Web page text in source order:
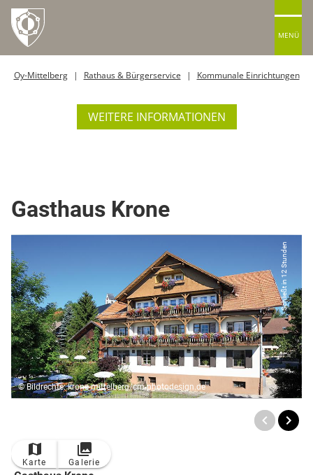
MENÜ
Oy-Mittelberg Rathaus & Bürgerservice Kommunale Einrichtungen
WEITERE INFORMATIONEN
Gasthaus Krone
© Bildrechte: krone-mittelberg/cm-photodesign.de
Schließt in 12 Stunden
Karte Galerie